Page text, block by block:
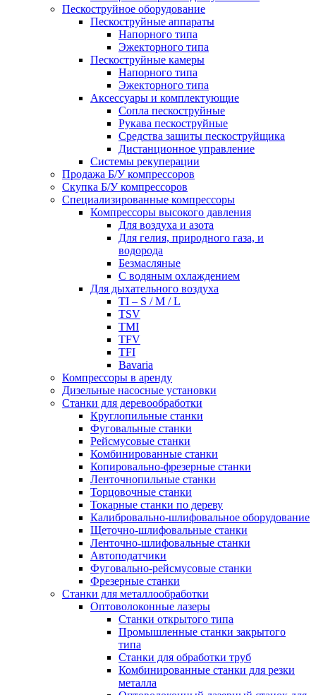
Пескоструйное оборудование
Пескоструйные аппараты
Напорного типа
Эжекторного типа
Пескоструйные камеры
Напорного типа
Эжекторного типа
Аксессуары и комплектующие
Сопла пескоструйные
Рукава пескоструйные
Средства защиты пескоструйщика
Дистанционное управление
Системы рекуперации
Продажа Б/У компрессоров
Скупка Б/У компрессоров
Специализированные компрессоры
Компрессоры высокого давления
Для воздуха и азота
Для гелия, природного газа, и
водорода
Безмасляные
С водяным охлаждением
Для дыхательного воздуха
TI – S / M / L
TSV
TMI
TFV
TFI
Bavaria
Компрессоры в аренду
Дизельные насосные установки
Станки для деревообработки
Круглопильные станки
Фуговальные станки
Рейсмусовые станки
Комбинированные станки
Копировально-фрезерные станки
Ленточнопильные станки
Торцовочные станки
Токарные станки по дереву
Калибровально-шлифовальное оборудование
Щеточно-шлифовальные станки
Ленточно-шлифовальные станки
Автоподатчики
Фуговально-рейсмусовые станки
Фрезерные станки
Станки для металлообработки
Оптоволоконные лазеры
Станки открытого типа
Промышленные станки закрытого
типа
Станки для обработки труб
Комбинированные станки для резки
металла